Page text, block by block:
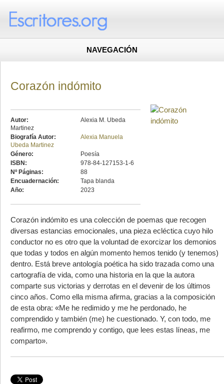
NAVEGACIÓN
Corazón indómito
Autor:
Alexia M. Ubeda
Martinez
Biografía Autor:
Alexia Manuela
Ubeda Martinez
Género:
Poesía
ISBN:
978-84-127153-1-6
Nº Páginas:
88
Encuadernación:
Tapa blanda
Año:
2023
Corazón indómito es una colección de poemas que recogen
diversas estancias emocionales, una pieza ecléctica cuyo hilo
conductor no es otro que la voluntad de exorcizar los demonios
que todas y todos en algún momento hemos tenido (y tenemos)
dentro. Está breve antología poética ha sido trazada como una
cartografía de vida, como una historia en la que la autora
comparte sus victorias y derrotas en el devenir de los últimos
cinco años. Como ella misma afirma, gracias a la composición
de esta obra: «Me he redimido y me he perdonado, he
comprendido y también (me) he cuestionado. Y, con todo, me
reafirmo, me comprendo y contigo, que lees estas líneas, me
comparto».